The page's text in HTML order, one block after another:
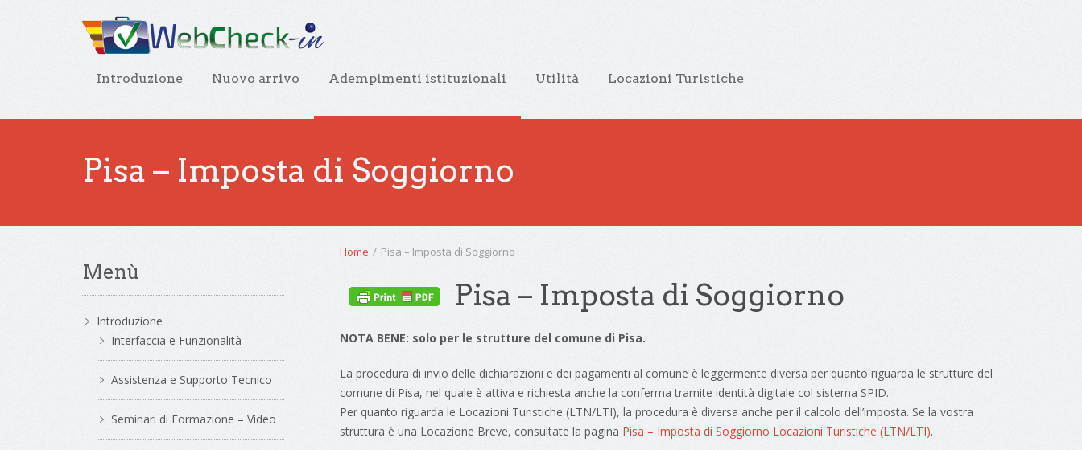
Introduzione Nuovo arrivo Adempimenti istituzionali Utilità Locazioni Turistiche
Pisa – Imposta di Soggiorno
Home / Pisa – Imposta di Soggiorno
Pisa – Imposta di Soggiorno
NOTA BENE: solo per le strutture del comune di Pisa.
La procedura di invio delle dichiarazioni e dei pagamenti al comune è leggermente diversa per quanto riguarda le strutture del
comune di Pisa, nel quale è attiva e richiesta anche la conferma tramite identità digitale col sistema SPID.
Per quanto riguarda le Locazioni Turistiche (LTN/LTI), la procedura è diversa anche per il calcolo dell’imposta. Se la vostra
struttura è una Locazione Breve, consultate la pagina Pisa – Imposta di Soggiorno Locazioni Turistiche (LTN/LTI).
Menù
Introduzione
Interfaccia e Funzionalità
Assistenza e Supporto Tecnico
Seminari di Formazione – Video